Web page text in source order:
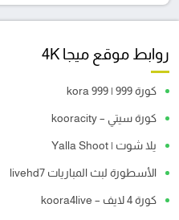
روابط موقع ميجا 4K
كورة 999 | kora 999
كورة سيتي – kooracity
يلا شوت | Yalla Shoot
الأسطورة لبث المباريات livehd7
كورة 4 لايف – koora4live